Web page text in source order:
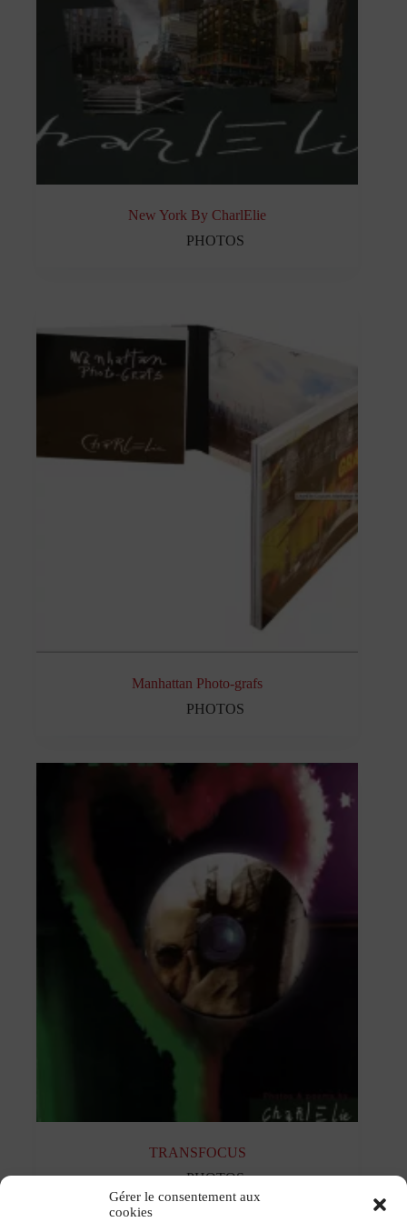
Gérer le consentement aux
cookies
New York By CharlElie
PHOTOS
Manhattan Photo-grafs
PHOTOS
TRANSFOCUS
PHOTOS